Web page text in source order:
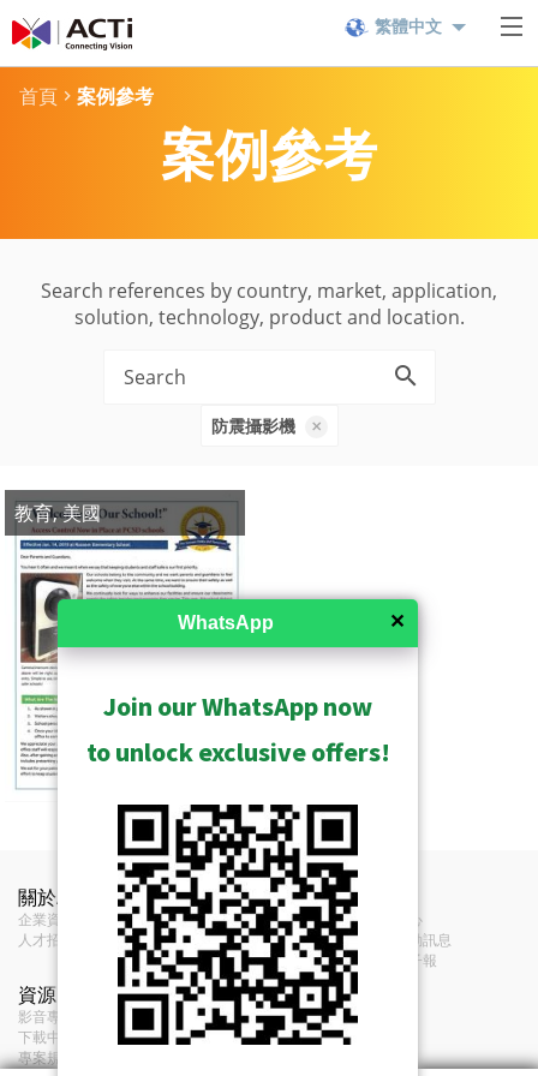
繁體中文
首頁 案例參考
案例參考
Search references by country, market, application,
solution, technology, product and location.
防震攝影機
教育, 美國
關於ACTi
企業資訊
人才招募
聯絡我們
聯絡我們
經銷商
意見反饋
新聞中心
展覽活動訊息
訂閱電子報
資源
影音專區及播放清單
下載中心
專案規劃工具集
條款
服務條款
隱私政策
✕
WhatsApp
Join our WhatsApp now
to unlock exclusive offers!